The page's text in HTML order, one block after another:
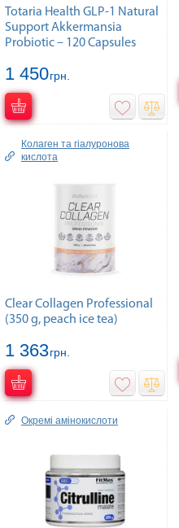
Totaria Health GLP-1 Natural
Support Akkermansia
Probiotic – 120 Capsules
1 450грн.
Колаген та гiалуронова
кислота
Clear Collagen Professional
(350 g, peach ice tea)
1 363грн.
Окремі амінокислоти